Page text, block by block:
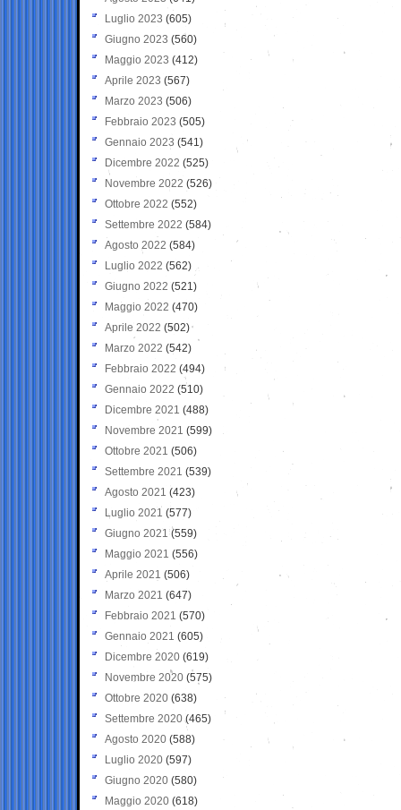
Luglio 2023 (605)
Giugno 2023 (560)
Maggio 2023 (412)
Aprile 2023 (567)
Marzo 2023 (506)
Febbraio 2023 (505)
Gennaio 2023 (541)
Dicembre 2022 (525)
Novembre 2022 (526)
Ottobre 2022 (552)
Settembre 2022 (584)
Agosto 2022 (584)
Luglio 2022 (562)
Giugno 2022 (521)
Maggio 2022 (470)
Aprile 2022 (502)
Marzo 2022 (542)
Febbraio 2022 (494)
Gennaio 2022 (510)
Dicembre 2021 (488)
Novembre 2021 (599)
Ottobre 2021 (506)
Settembre 2021 (539)
Agosto 2021 (423)
Luglio 2021 (577)
Giugno 2021(559)
Maggio 2021 (556)
Aprile 2021 (506)
Marzo 2021 (647)
Febbraio 2021 (570)
Gennaio 2021 (605)
Dicembre 2020 (619)
Novembre 2020 (575)
Ottobre 2020 (638)
Settembre 2020(465)
Agosto 2020 (588)
Luglio 2020 (597)
Giugno 2020 (580)
Maggio 2020 (618)